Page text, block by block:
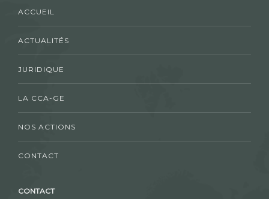
ACCUEIL
ACTUALITÉS
JURIDIQUE
LA CCA-GE
NOS ACTIONS
CONTACT
CONTACT